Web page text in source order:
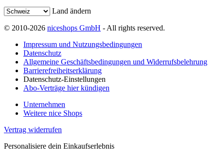
Land ändern
© 2010-2026 niceshops GmbH - All rights reserved.
Impressum und Nutzungsbedingungen
Datenschutz
Allgemeine Geschäftsbedingungen und Widerrufsbelehrung
Barrierefreiheitserklärung
Datenschutz-Einstellungen
Abo-Verträge hier kündigen
Unternehmen
Weitere nice Shops
Vertrag widerrufen
Personalisiere dein Einkaufserlebnis